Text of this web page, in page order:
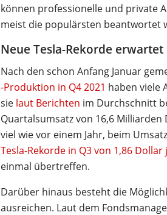
können professionelle und private
meist die populärsten beantwortet
Neue Tesla-Rekorde erwartet
Nach den schon Anfang Januar
-Produktion in Q4 2021 haben viele
sie laut Berichten im Durchschnitt
Quartalsumsatz von 16,6
viel wie vor einem Jahr, beim
Tesla-Rekorde in Q3 von 1,86
einmal übertreffen.
Darüber hinaus besteht die
ausreichen. Laut dem